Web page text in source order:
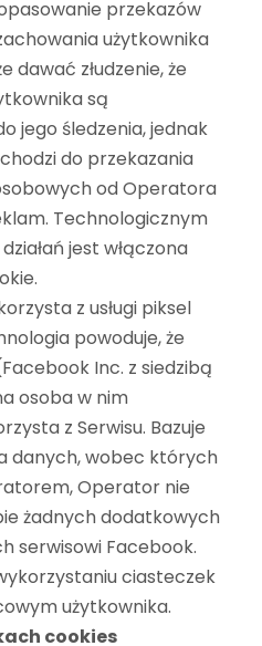
przekazów
użytkownika
dawać złudzenie, że
są
jego śledzenia, jednak
do przekazania
od Operatora
Technologicznym
jest włączona
z usługi piksel
powoduje, że
Inc. z siedzibą
osoba w nim
z Serwisu. Bazuje
danych, wobec których
Operator nie
żadnych dodatkowych
serwisowi Facebook.
ciasteczek
użytkownika.
cookies